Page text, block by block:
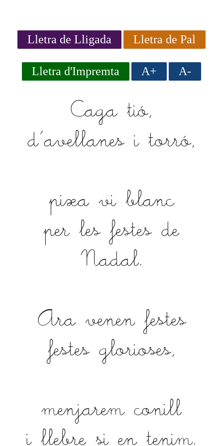
Lletra de Lligada Lletra de Pal
Lletra d'Impremta A+ A-
Caga tió,
d'avellanes i torró,
pixa vi blanc
per les festes de
Nadal.
Ara venen festes
festes glorioses,
menjarem conill
i llebre si en tenim.